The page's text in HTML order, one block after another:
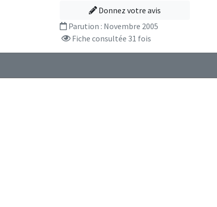
Donnez votre avis
Parution : Novembre 2005
Fiche consultée 31 fois